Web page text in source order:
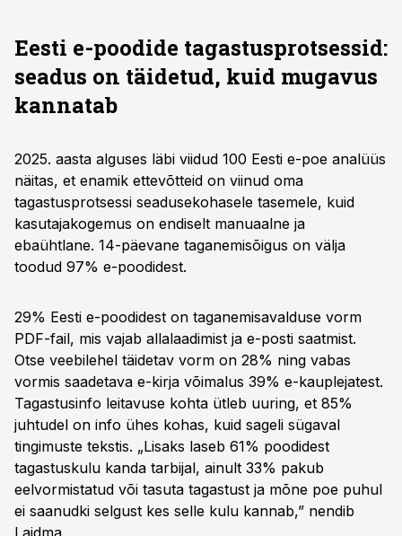
Eesti e-poodide tagastusprotsessid:
seadus on täidetud, kuid mugavus
kannatab
2025. aasta alguses läbi viidud 100 Eesti e-poe analüüs
näitas, et enamik ettevõtteid on viinud oma
tagastusprotsessi seadusekohasele tasemele, kuid
kasutajakogemus on endiselt manuaalne ja
ebaühtlane. 14-päevane taganemisõigus on välja
toodud 97% e-poodidest.
29% Eesti e-poodidest on taganemisavalduse vorm
PDF-fail, mis vajab allalaadimist ja e-posti saatmist.
Otse veebilehel täidetav vorm on 28% ning vabas
vormis saadetava e-kirja võimalus 39% e-kauplejatest.
Tagastusinfo leitavuse kohta ütleb uuring, et 85%
juhtudel on info ühes kohas, kuid sageli sügaval
tingimuste tekstis. „Lisaks laseb 61% poodidest
tagastuskulu kanda tarbijal, ainult 33% pakub
eelvormistatud või tasuta tagastust ja mõne poe puhul
ei saanudki selgust kes selle kulu kannab,” nendib
Laidma.